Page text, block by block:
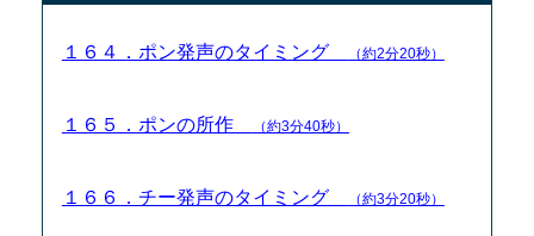
１６４．ポン発声のタイミング （約2分20秒）
１６５．ポンの所作 （約3分40秒）
１６６．チー発声のタイミング （約3分20秒）